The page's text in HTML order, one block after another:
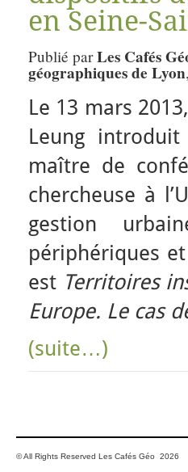
en Seine-
Publié parLes Cafés
géographiques de Lyon,
Le 13 mars
Leung
maître de
chercheuse à
gestion
périphériques
est Territoires
Europe. Le cas
(suite…)
© All Rights Reserved Les Cafés Géo 2026